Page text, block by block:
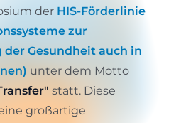
der HIS-Förderlinie
zur
Gesundheit auch in
unter dem Motto
statt. Diese
großartige